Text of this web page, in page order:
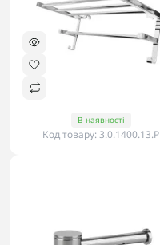
В наявності
Код товару: 3.0.1400.13.P